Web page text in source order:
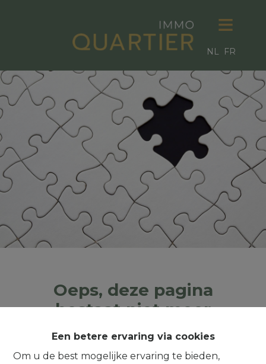
Een betere ervaring via cookies
Om u de best mogelijke ervaring te bieden,
NL FR
Oeps, deze pagina
bestaat niet meer